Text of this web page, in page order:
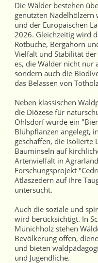
Die Wälder bestehen
genutzten Nadelhölzern
und der Europäischen
2026. Gleichzeitig wird
Rotbuche, Bergahorn
Vielfalt und Stabilität
es, die Wälder nicht nur
sondern auch die
das Belassen von
Neben klassischen
die Diözese für
Ohlsdorf wurde ein
Blühpflanzen angelegt,
geschaffen, die isolierte
Bauminseln auf
Artenvielfalt in
Forschungsprojekt
Atlaszedern auf ihre
untersucht.
Auch die soziale und
wird berücksichtigt. In
Münichholz stehen
Bevölkerung offen,
und bieten
und Jugendliche.